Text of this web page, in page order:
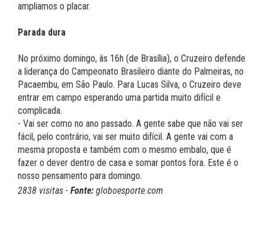
ampliamos o placar.
Parada dura
No próximo domingo, às 16h (de Brasília), o Cruzeiro defende
a liderança do Campeonato Brasileiro diante do Palmeiras, no
Pacaembu, em São Paulo. Para Lucas Silva, o Cruzeiro deve
entrar em campo esperando uma partida muito difícil e
complicada.
- Vai ser como no ano passado. A gente sabe que não vai ser
fácil, pelo contrário, vai ser muito difícil. A gente vai com a
mesma proposta e também com o mesmo embalo, que é
fazer o dever dentro de casa e somar pontos fora. Este é o
nosso pensamento para domingo.
2838 visitas - Fonte: globoesporte.com